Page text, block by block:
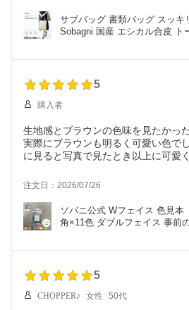
サブバッグ 書類バッグ スッキ
Sobagni 国産 エシカル合皮 ト
5
購入者
生地感とブラウンの色味を見たかっ
実際にブラウンも明るく可愛い色で
に見ると写真で見たとき以上に可愛
特にホワイトが真っ白じゃなくて白
の色だったので良い意味で驚きでした
すそうで良かったです。
注文日：2026/07/26
ソバニ公式 Wフェイス 色見本
角×11色 ダブルフェイス 事前
5
CHOPPER♪ 女性 50代